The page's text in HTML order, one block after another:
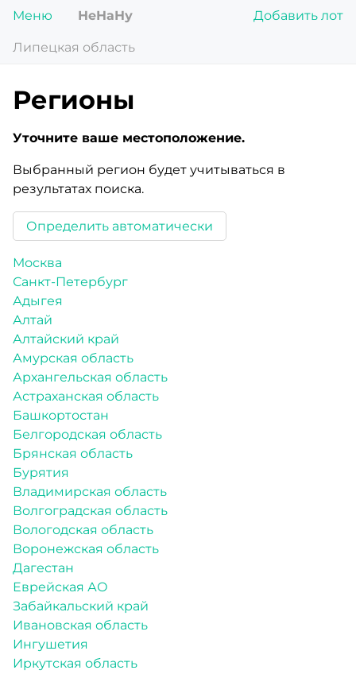
Меню НеНаНу Добавить лот
Липецкая область
Регионы
Уточните ваше местоположение.
Выбранный регион будет учитываться в
результатах поиска.
Определить автоматически
Москва
Санкт-Петербург
Адыгея
Алтай
Алтайский край
Амурская область
Архангельская область
Астраханская область
Башкортостан
Белгородская область
Брянская область
Бурятия
Владимирская область
Волгоградская область
Вологодская область
Воронежская область
Дагестан
Еврейская АО
Забайкальский край
Ивановская область
Ингушетия
Иркутская область